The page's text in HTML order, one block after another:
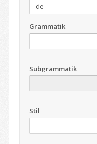
Grammatik
Subgrammatik
Stil